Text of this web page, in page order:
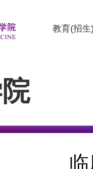
教育(招生